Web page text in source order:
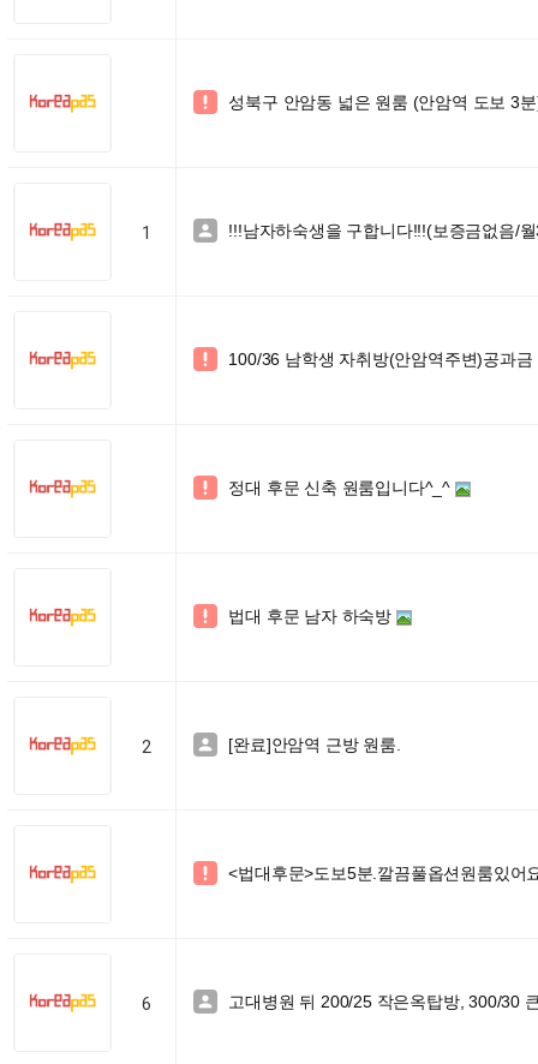
 성북구 안암동 넓은 원룸 (안암역 도보 3
1  !!!남자하숙생을 구합니다!!!(보증금없음/
 100/36 남학생 자취방(안암역주변)공과금
 정대 후문 신축 원룸입니다^_^
 법대 후문 남자 하숙방
2  [완료]안암역 근방 원룸.
 <법대후문>도보5분.깔끔풀옵션원룸있어
6  고대병원 뒤 200/25 작은옥탑방, 300/30